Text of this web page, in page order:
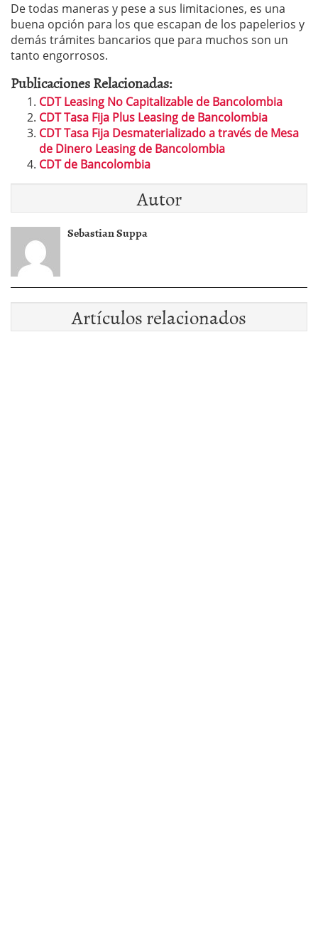
De todas maneras y pese a sus limitaciones, es una
buena opción para los que escapan de los papelerios y
demás trámites bancarios que para muchos son un
tanto engorrosos.
Publicaciones Relacionadas:
CDT Leasing No Capitalizable de Bancolombia
CDT Tasa Fija Plus Leasing de Bancolombia
CDT Tasa Fija Desmaterializado a través de Mesa
de Dinero Leasing de Bancolombia
CDT de Bancolombia
Autor
Sebastian Suppa
Artículos relacionados